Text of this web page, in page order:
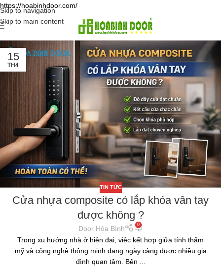
https://hoabinhdoor.com/
Skip to navigation
Skip to main content
15
TH4
TIN TỨC
Cửa nhựa composite có lắp khóa vân tay
được không ?
Door Hòa Bình 0
Trong xu hướng nhà ở hiện đại, việc kết hợp giữa tính thẩm
mỹ và công nghệ thông minh đang ngày càng được nhiều gia
đình quan tâm. Bên ...